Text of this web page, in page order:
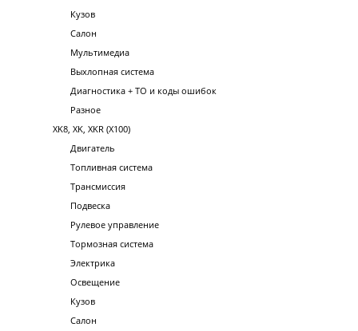
Кузов
Салон
Мультимедиа
Выхлопная система
Диагностика + ТО и коды ошибок
Разное
XK8, XK, XKR (X100)
Двигатель
Топливная система
Трансмиссия
Подвеска
Рулевое управление
Тормозная система
Электрика
Освещение
Кузов
Салон